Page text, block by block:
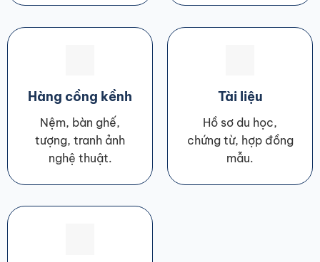
Hàng cồng kềnh
Nệm, bàn ghế,
tượng, tranh ảnh
nghệ thuật.
Tài liệu
Hồ sơ du học,
chứng từ, hợp đồng
mẫu.